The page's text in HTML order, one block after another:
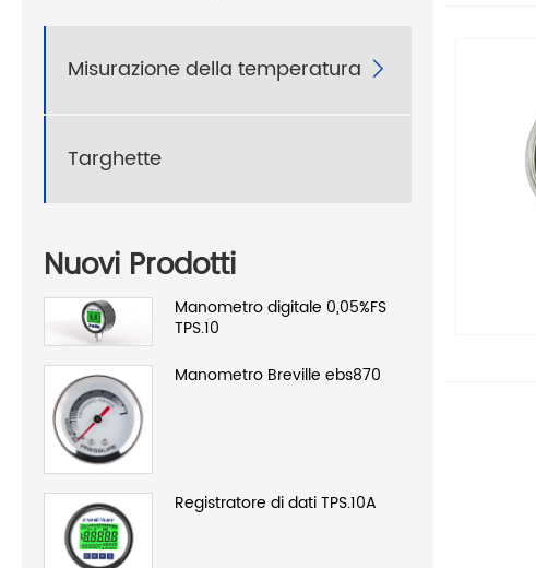
Misurazione della temperatura 
Targhette
Nuovi Prodotti
Manometro digitale 0,05%FS
TPS.10
Manometro Breville ebs870
Registratore di dati TPS.10A